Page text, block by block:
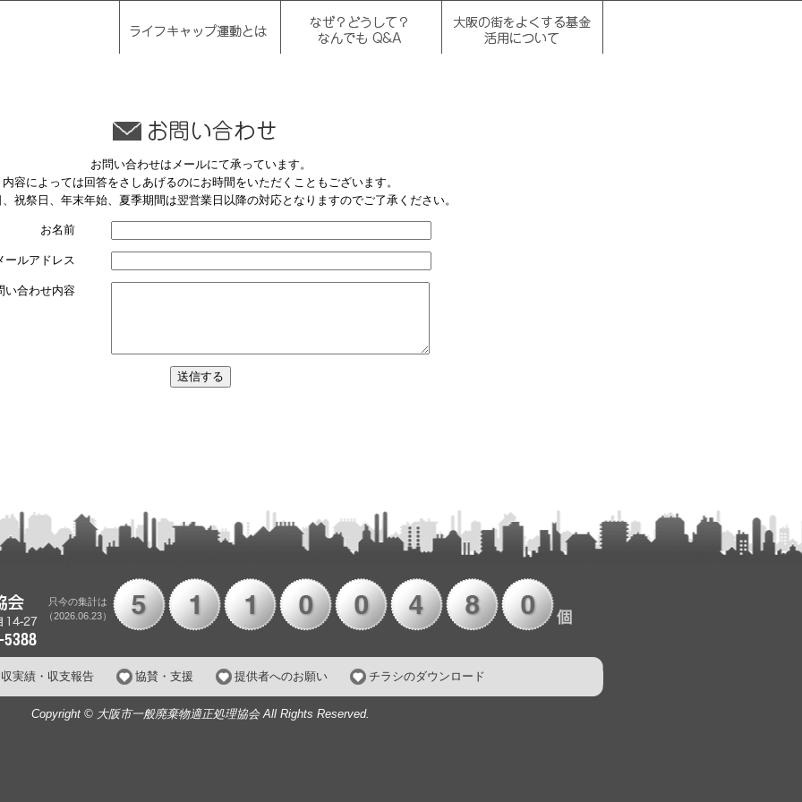
お問い合わせはメールにて承っています。
内容によっては回答をさしあげるのにお時間をいただくこともございます。
祝祭日、年末年始、夏季期間は翌営業日以降の対応となりますのでご了承ください。
お名前
ールアドレス
い合わせ内容
只今の集計は
（2026.06.23）
実績・収支報告 協賛・支援 提供者へのお願い チラシのダウンロード
Copyright © 大阪市一般廃棄物適正処理協会 All Rights Reserved.